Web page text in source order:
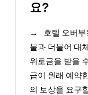
요?
→
호텔 오버
불과 더불어 대
위로금을 받을
급이 원래 예약
의 보상을 요구